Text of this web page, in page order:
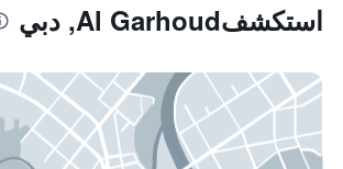
استكشفAl Garhoud, دبي